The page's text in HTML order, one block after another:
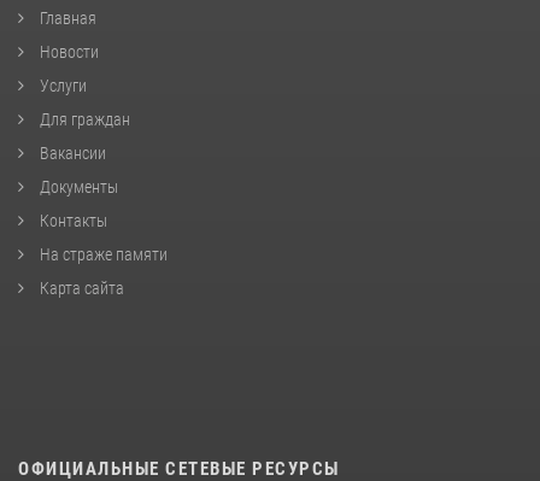
Главная
Новости
Услуги
Для граждан
Вакансии
Документы
Контакты
На страже памяти
Карта сайта
ОФИЦИАЛЬНЫЕ СЕТЕВЫЕ РЕСУРСЫ